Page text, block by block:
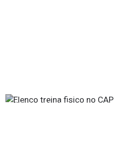
18 de Junho de 2010